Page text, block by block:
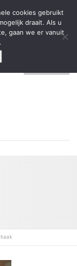
zaken aannemen
Privacybeleid
cookies gebruikt
draait. Als u
gaan we er vanuit